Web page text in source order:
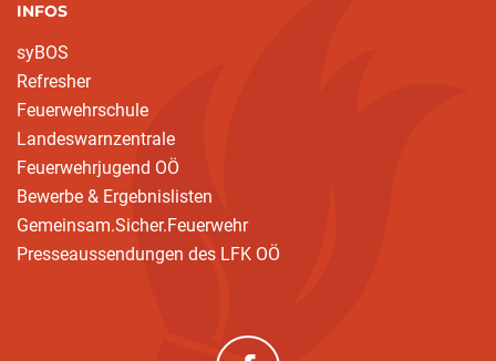
INFOS
syBOS
Refresher
Feuerwehrschule
Landeswarnzentrale
Feuerwehrjugend OÖ
Bewerbe & Ergebnislisten
Gemeinsam.Sicher.Feuerwehr
Presseaussendungen des LFK OÖ